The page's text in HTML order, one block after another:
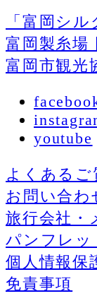
「富岡シ
富岡製糸場
富岡市観光
youtube
よくあるご
お問い合わ
旅行会社・
パンフレッ
個人情報保
免責事項